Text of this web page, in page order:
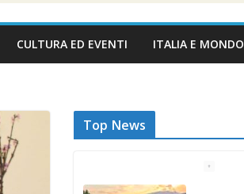
CULTURA ED EVENTI ITALIA E MONDO
Top News